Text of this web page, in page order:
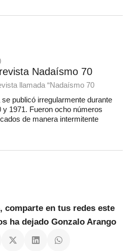
Nadaísmo 70
llamada “Nadaísmo 70
se publicó irregularmente durante
y 1971. Fueron ocho números
de manera intermitente
comparte en tus redes este
ha dejado Gonzalo Arango